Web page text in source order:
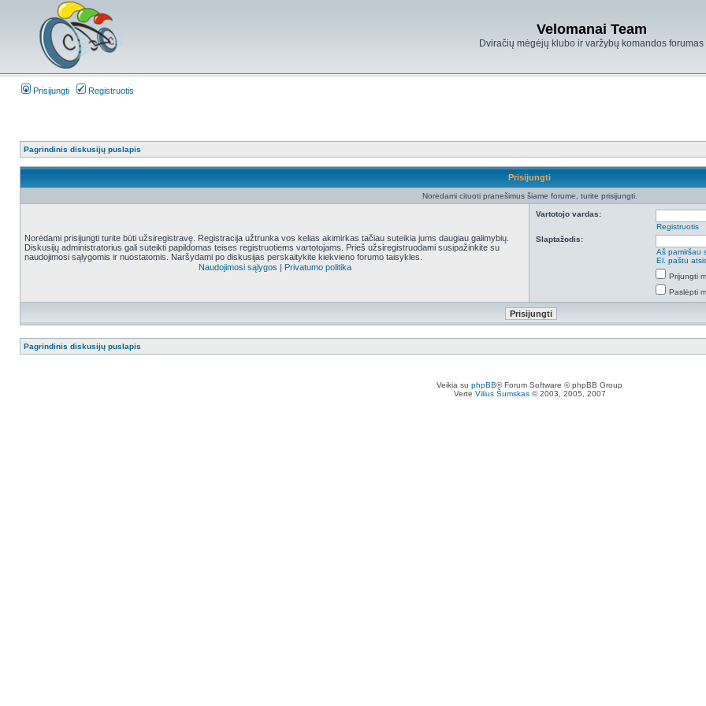
Velomanai Team
Dviračių mėgėjų klubo ir varžybų komandos forumas
Prisijungti Registruotis
Pagrindinis diskusijų puslapis
Prisijungti
Norėdami cituoti pranešimus šiame forume, turite prisijungti.
Norėdami prisijungti turite būti užsiregistravę. Registracija užtrunka vos kelias akimirkas tačiau suteikia jums daugiau galimybių.
Diskusijų administratorius gali suteikti papildomas teises registruotiems vartotojams. Prieš užsiregistruodami susipažinkite su
naudojimosi sąlygomis ir nuostatomis. Naršydami po diskusijas perskaitykite kiekvieno forumo taisykles.
Naudojimosi sąlygos | Privatumo politika
Vartotojo vardas:
Registruotis
Slaptažodis:
Aš pamiršau
El. paštu
Prijungti
Paslėpti
Pagrindinis diskusijų puslapis
Veikia su phpBB® Forum Software © phpBB Group
Vertė Vilius Šumskas© 2003, 2005, 2007